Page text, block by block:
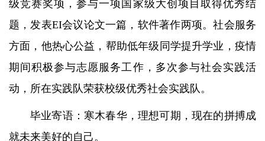
级竞赛奖项，参与一项国家级大创项目取得优秀结
题，发表EI会议论文一篇，软件著作两项。社会服务
方面，他热心公益，帮助低年级同学提升学业，疫情
期间积极参与志愿服务工作，多次参与社会实践活
动，所在实践队荣获校级优秀社会实践队。
毕业寄语：寒木春华，理想可期，现在的拼搏成
就未来美好的自己。